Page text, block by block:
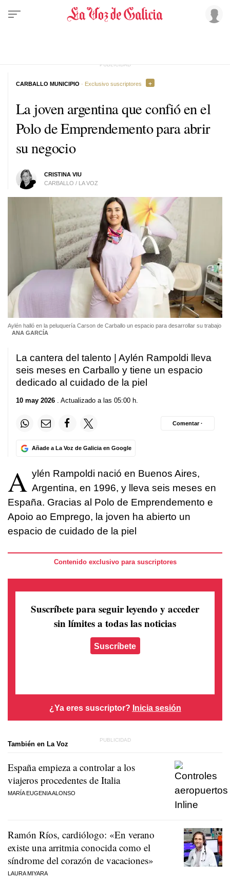
La joven argentina que confió en el
Polo de Emprendemento para abrir
su negocio
CRISTINA VIU
CARBALLO / LA VOZ
CARBALLO MUNICIPIO · Exclusivo suscriptores
Aylén halló en la peluquería Carson de Carballo un espacio para desarrollar su trabajo
ANA GARCÍA
La cantera del talento | Aylén Rampoldi lleva
seis meses en Carballo y tiene un espacio
dedicado al cuidado de la piel
10 may 2026 . Actualizado a las 05:00 h.
Añade a La Voz de Galicia en Google
Comentar ·
A ylén Rampoldi nació en Buenos Aires,
Argentina, en 1996, y lleva seis meses en
España. Gracias al Polo de Emprendemento e
Apoio ao Emprego, la joven ha abierto un
espacio de cuidado de la piel
Contenido exclusivo para suscriptores
Suscríbete para seguir leyendo y acceder
sin límites a todas las noticias
Suscríbete
¿Ya eres suscriptor? Inicia sesión
También en La Voz
España empieza a controlar a los
viajeros procedentes de Italia
MARÍA EUGENIA ALONSO
Ramón Ríos, cardiólogo: «En verano
existe una arritmia conocida como el
síndrome del corazón de vacaciones»
LAURA MIYARA